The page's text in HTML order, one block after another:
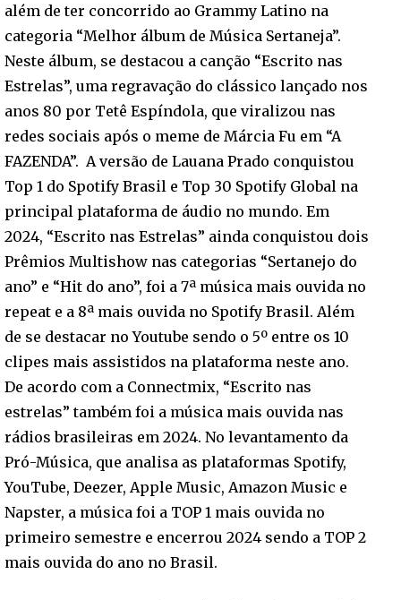
além de ter concorrido ao Grammy Latino na
categoria “Melhor álbum de Música Sertaneja”.
Neste álbum, se destacou a canção “Escrito nas
Estrelas”, uma regravação do clássico lançado nos
anos 80 por Tetê Espíndola, que viralizou nas
redes sociais após o meme de Márcia Fu em “A
FAZENDA”. A versão de Lauana Prado conquistou
Top 1 do Spotify Brasil e Top 30 Spotify Global na
principal plataforma de áudio no mundo. Em
2024, “Escrito nas Estrelas” ainda conquistou dois
Prêmios Multishow nas categorias “Sertanejo do
ano” e “Hit do ano”, foi a 7ª música mais ouvida no
repeat e a 8ª mais ouvida no Spotify Brasil. Além
de se destacar no Youtube sendo o 5º entre os 10
clipes mais assistidos na plataforma neste ano.
De acordo com a Connectmix, “Escrito nas
estrelas” também foi a música mais ouvida nas
rádios brasileiras em 2024. No levantamento da
Pró-Música, que analisa as plataformas Spotify,
YouTube, Deezer, Apple Music, Amazon Music e
Napster, a música foi a TOP 1 mais ouvida no
primeiro semestre e encerrou 2024 sendo a TOP 2
mais ouvida do ano no Brasil.